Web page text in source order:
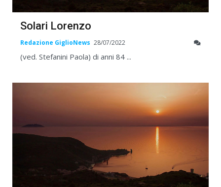
Solari Lorenzo
Redazione GiglioNews 28/07/2022
(ved. Stefanini Paola) di anni 84 ...